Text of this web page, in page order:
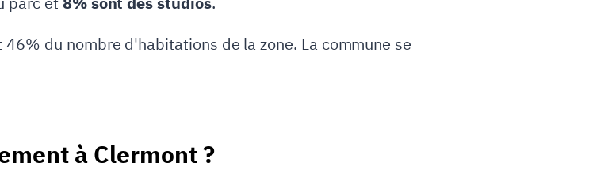
du nombre d'habitations de la zone. La commune se
à Clermont ?